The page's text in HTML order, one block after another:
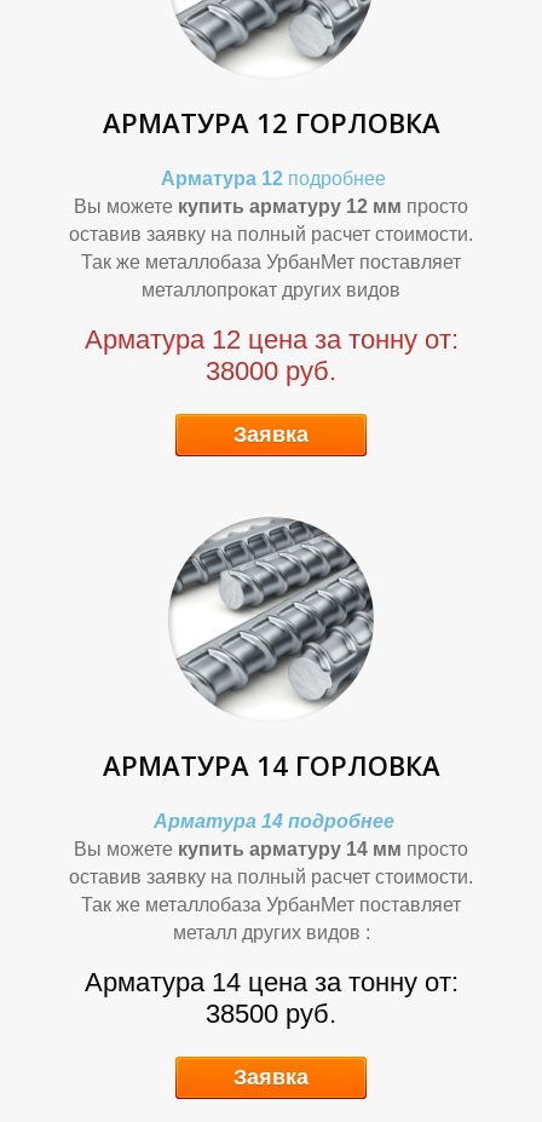
О
П
Р
АРМАТУРА 12 ГОРЛОВКА
Арматура 12 подробнее
Вы можете купить арматуру 12 мм просто
оставив заявку на полный расчет стоимости.
Так же металлобаза УрбанМет поставляет
металлопрокат других видов
Арматура 12 цена за тонну от:
38000 руб.
Заявка
АРМАТУРА 14 ГОРЛОВКА
Арматура 14 подробнее
Вы можете купить арматуру 14 мм просто
оставив заявку на полный расчет стоимости.
Так же металлобаза УрбанМет поставляет
металл других видов :
Арматура 14 цена за тонну от:
38500 руб.
Заявка
О
П
Р